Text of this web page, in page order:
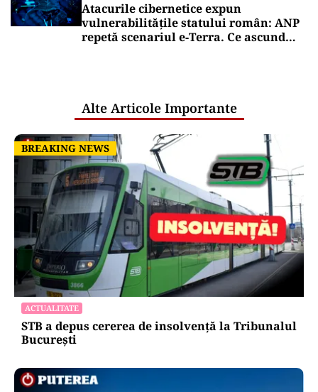
Atacurile cibernetice expun
vulnerabilitățile statului român: ANP
repetă scenariul e‑Terra. Ce ascund
Alte Articole Importante
BREAKING NEWS
BREAKING NEWS
ACTUALITATE
STB a depus cererea de insolvență la Tribunalul
București